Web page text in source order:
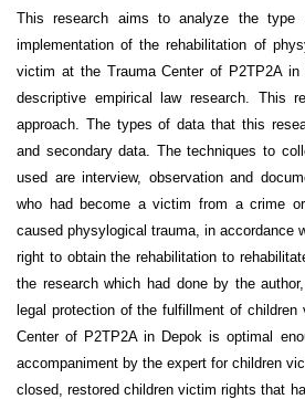
This research aims to analyze the
implementation of the rehabilitation of
victim at the Trauma Center of P2TP2A
descriptive empirical law research. This
approach. The types of data that this
and secondary data. The techniques to
used are interview, observation and
who had become a victim from a crime
caused physylogical trauma, in accordance
right to obtain the rehabilitation to
the research which had done by the
legal protection of the fulfillment of
Center of P2TP2A in Depok is optimal
accompaniment by the expert for children
closed, restored children victim rights that